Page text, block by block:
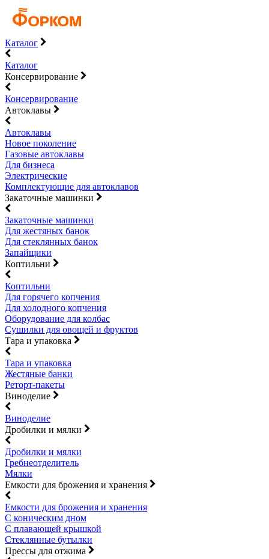
Каталог
Каталог
Консервирование
Консервирование
Автоклавы
Автоклавы
Новое поколение
Газовые автоклавы
Для бизнеса
Электрические
Комплектующие для автоклавов
Закаточные машинки
Закаточные машинки
Для жестяных банок
Для стеклянных банок
Запайщики
Коптильни
Коптильни
Для горячего копчения
Для холодного копчения
Оборудование для колбас
Сушилки для овощей и фруктов
Тара и упаковка
Тара и упаковка
Жестяные банки
Реторт-пакеты
Виноделие
Виноделие
Дробилки и мялки
Дробилки и мялки
Гребнеотделитель
Мялки
Емкости для брожения и хранения
Емкости для брожения и хранения
С коническим дном
С плавающей крышкой
Стеклянные бутылки
Прессы для отжима